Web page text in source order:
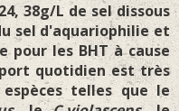
38g/L de sel dissous
sel d'aquariophilie et
pour les BHT à cause
quotidien est très
telles que le